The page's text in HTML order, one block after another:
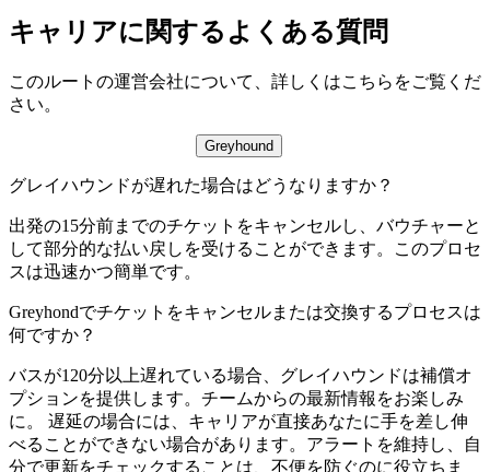
キャリアに関するよくある質問
このルートの運営会社について、詳しくはこちらをご覧くだ
さい。
Greyhound
グレイハウンドが遅れた場合はどうなりますか？
出発の15分前までのチケットをキャンセルし、バウチャーと
して部分的な払い戻しを受けることができます。このプロセ
スは迅速かつ簡単です。
Greyhondでチケットをキャンセルまたは交換するプロセスは
何ですか？
バスが120分以上遅れている場合、グレイハウンドは補償オ
プションを提供します。チームからの最新情報をお楽しみ
に。 遅延の場合には、キャリアが直接あなたに手を差し伸
べることができない場合があります。アラートを維持し、自
分で更新をチェックすることは、不便を防ぐのに役立ちま